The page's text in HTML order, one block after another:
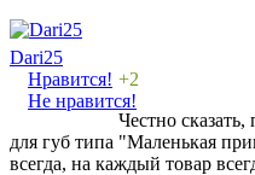
Dari25
Нравится!
Не нравится!
+2
Честно
для губ типа "Маленькая
всегда, на каждый товар